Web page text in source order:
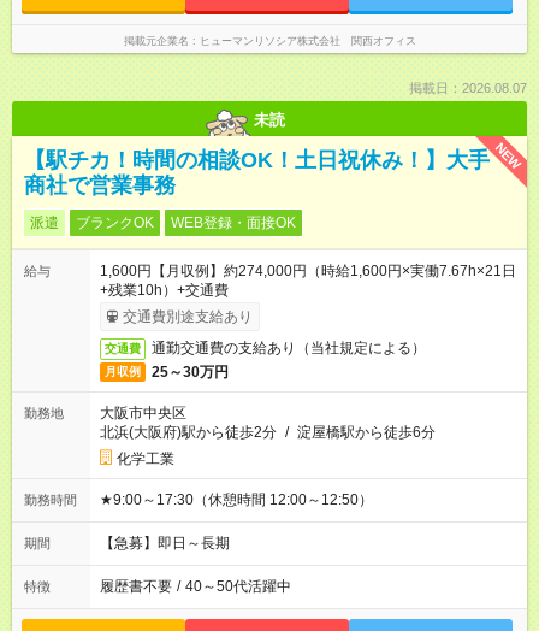
掲載元企業名 ヒューマンリソシア株式会社 関西オフィス
掲載日：2026.08.07
未読
NEW
【駅チカ！時間の相談OK！土日祝休み！】大手
商社で営業事務
派遣 ブランクOK WEB登録・面接OK
給与
1,600円【月収例】約274,000円（時給1,600円×実働7.67h×21日
+残業10h）+交通費
交通費別途支給あり
交通費 通勤交通費の支給あり（当社規定による）
月収例 25～30万円
勤務地
大阪市中央区
北浜(大阪府)駅から徒歩2分 / 淀屋橋駅から徒歩6分
化学工業
勤務時間 ★9:00～17:30（休憩時間 12:00～12:50）
期間 【急募】即日～長期
特徴 履歴書不要 / 40～50代活躍中